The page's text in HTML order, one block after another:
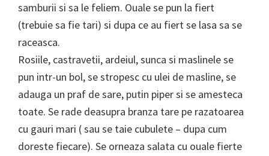
samburii si sa le feliem. Ouale se pun la fiert
(trebuie sa fie tari) si dupa ce au fiert se lasa sa se
raceasca.
Rosiile, castravetii, ardeiul, sunca si maslinele se
pun intr-un bol, se stropesc cu ulei de masline, se
adauga un praf de sare, putin piper si se amesteca
toate. Se rade deasupra branza tare pe razatoarea
cu gauri mari ( sau se taie cubulete – dupa cum
doreste fiecare). Se orneaza salata cu ouale fierte